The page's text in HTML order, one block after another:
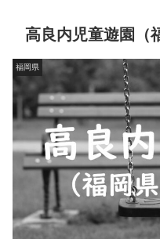
高良内児童遊園（
福岡県